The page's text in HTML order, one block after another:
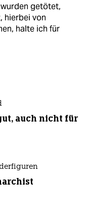
getötet,
hierbei von
halte ich für
auch nicht für